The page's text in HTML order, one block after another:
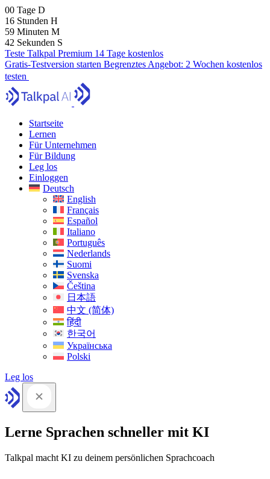
00 Tage D
16 Stunden H
59 Minuten M
41 Sekunden S
Teste Talkpal Premium 14 Tage kostenlos
Gratis-Testversion starten Begrenztes Angebot: 2 Wochen kostenlos
testen
Startseite
Lernen
Für Unternehmen
Für Bildung
Leg los
Einloggen
Deutsch
English
Français
Español
Italiano
Português
Nederlands
Suomi
Svenska
Čeština
日本語
中文 (简体)
हिंदी
한국어
Українська
Polski
Leg los
Lerne Sprachen schneller mit KI
Talkpal macht KI zu deinem persönlichen Sprachcoach